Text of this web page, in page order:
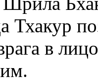
Тхакур
в